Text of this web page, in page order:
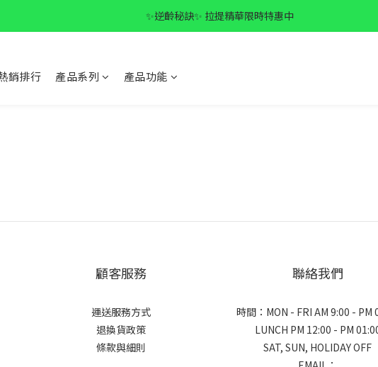
✨逆齡秘訣✨ 拉提精華限時特惠中
✨逆齡秘訣✨ 拉提精華限時特惠中
✨逆齡秘訣✨ 拉提精華限時特惠中
銷排行 產品系列 產品功能
顧客服務
運送服務方式
退換貨政策
條款與細則
聯絡我們
時間：MON - FRI AM 9:00 - PM
LUNCH PM 12:00 - PM
SAT, SUN, HOLIDAY OFF